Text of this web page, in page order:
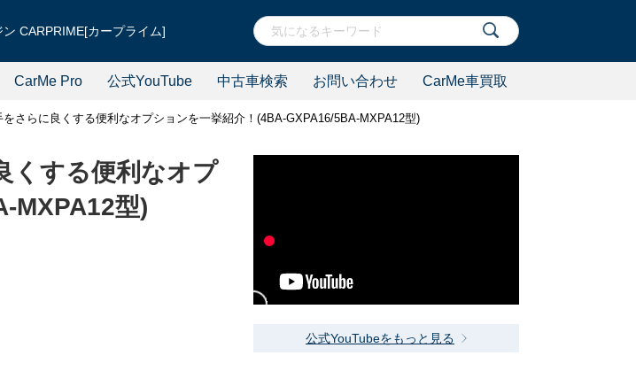
CARPRIME[カープライム]
CarMe Pro 公式YouTube 中古車検索 お問い合わせ CarMe車買取
をさらに良くする便利なオプションを一挙紹介！(4BA-GXPA16/5BA-MXPA12型)
くする便利なオプ
MXPA12型)
公式YouTubeをもっと見る